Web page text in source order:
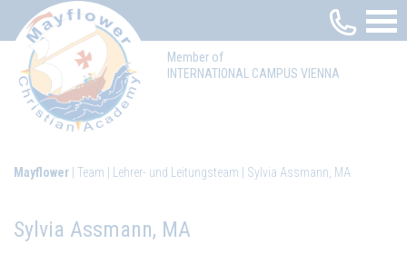
Member of
INTERNATIONAL CAMPUS VIENNA
Mayflower Team Lehrer- und Leitungsteam Sylvia Assmann, MA
Sylvia Assmann, MA